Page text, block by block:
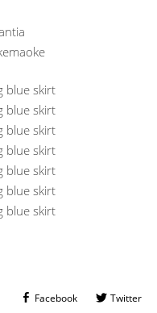
Facebook Twitter